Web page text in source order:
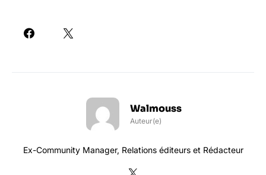
Walmouss
Auteur(e)
Ex-Community Manager, Relations éditeurs et Rédacteur